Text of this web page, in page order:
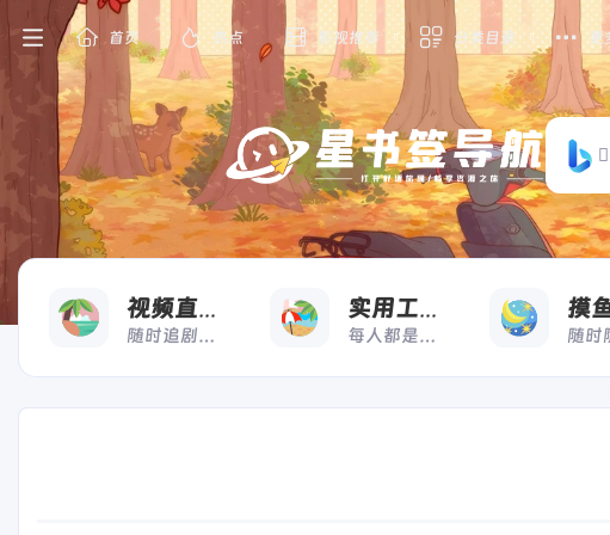
首页 热点 影视推荐 分类目录 更
视频直播
随时追剧，想看就看
实用工具
每人都是高效打工人